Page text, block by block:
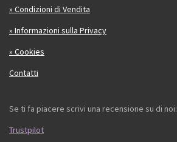
» Condizioni di Vendita
» Informazioni sulla Privacy
» Cookies
Contatti
Se ti fa piacere scrivi una recensione su di noi:
Trustpilot